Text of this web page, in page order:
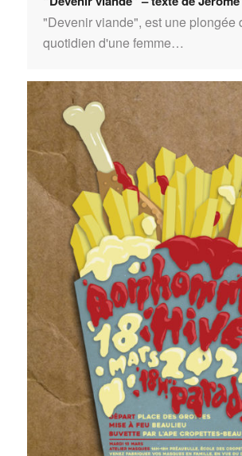
"Devenir viande", est une plongée
quotidien d'une femme…